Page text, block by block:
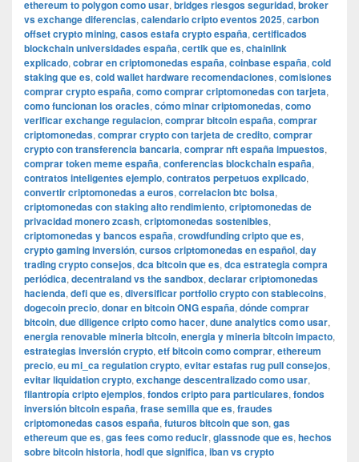
ethereum to polygon como usar, bridges riesgos seguridad, broker
vs exchange diferencias, calendario cripto eventos 2025, carbon
offset crypto mining, casos estafa crypto españa, certificados
blockchain universidades españa, certik que es, chainlink
explicado, cobrar en criptomonedas españa, coinbase españa, cold
staking que es, cold wallet hardware recomendaciones, comisiones
comprar crypto españa, como comprar criptomonedas con tarjeta,
como funcionan los oracles, cómo minar criptomonedas, como
verificar exchange regulacion, comprar bitcoin españa, comprar
criptomonedas, comprar crypto con tarjeta de credito, comprar
crypto con transferencia bancaria, comprar nft españa impuestos,
comprar token meme españa, conferencias blockchain españa,
contratos inteligentes ejemplo, contratos perpetuos explicado,
convertir criptomonedas a euros, correlacion btc bolsa,
criptomonedas con staking alto rendimiento, criptomonedas de
privacidad monero zcash, criptomonedas sostenibles,
criptomonedas y bancos españa, crowdfunding cripto que es,
crypto gaming inversión, cursos criptomonedas en español, day
trading crypto consejos, dca bitcoin que es, dca estrategia compra
periódica, decentraland vs the sandbox, declarar criptomonedas
hacienda, defi que es, diversificar portfolio crypto con stablecoins,
dogecoin precio, donar en bitcoin ONG españa, dónde comprar
bitcoin, due diligence cripto como hacer, dune analytics como usar,
energia renovable mineria bitcoin, energia y mineria bitcoin impacto,
estrategias inversión crypto, etf bitcoin como comprar, ethereum
precio, eu mi_ca regulation crypto, evitar estafas rug pull consejos,
evitar liquidation crypto, exchange descentralizado como usar,
filantropía cripto ejemplos, fondos cripto para particulares, fondos
inversión bitcoin españa, frase semilla que es, fraudes
criptomonedas casos españa, futuros bitcoin que son, gas
ethereum que es, gas fees como reducir, glassnode que es, hechos
sobre bitcoin historia, hodl que significa, iban vs crypto